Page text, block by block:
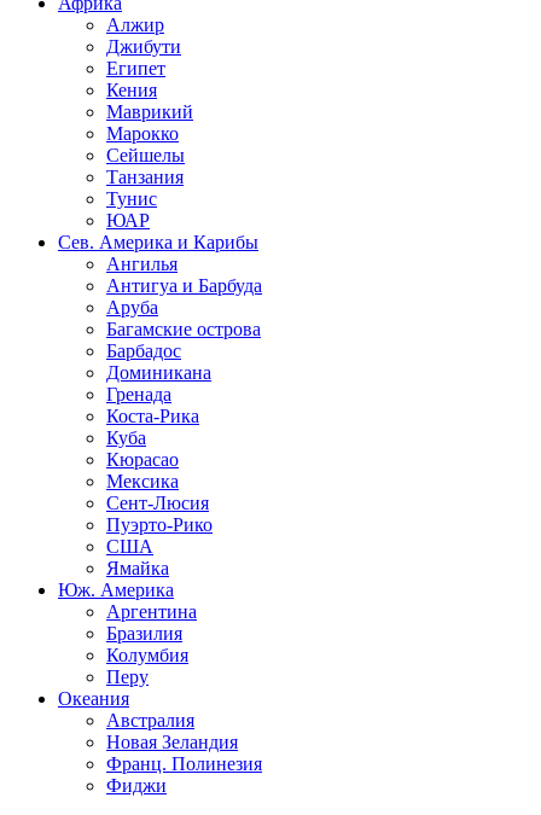
Алжир
Джибути
Египет
Кения
Маврикий
Марокко
Сейшелы
Танзания
Тунис
ЮАР
Сев. Америка и Карибы
Ангилья
Антигуа и Барбуда
Аруба
Багамские острова
Барбадос
Доминикана
Гренада
Коста-Рика
Куба
Кюрасао
Мексика
Сент-Люсия
Пуэрто-Рико
США
Ямайка
Юж. Америка
Аргентина
Бразилия
Колумбия
Перу
Океания
Австралия
Новая Зеландия
Франц. Полинезия
Фиджи